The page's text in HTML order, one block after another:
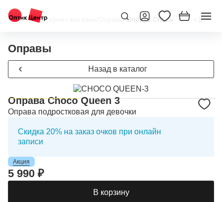
Главная/Интернет-магазин Оправы/Оправа Choco Queen 3
Оправы
Назад в каталог
Оправа Choco Queen 3
Оправа подростковая для девочки
Скидка 20% на заказ очков при онлайн
записи
Акция
5 990 ₽
В корзину